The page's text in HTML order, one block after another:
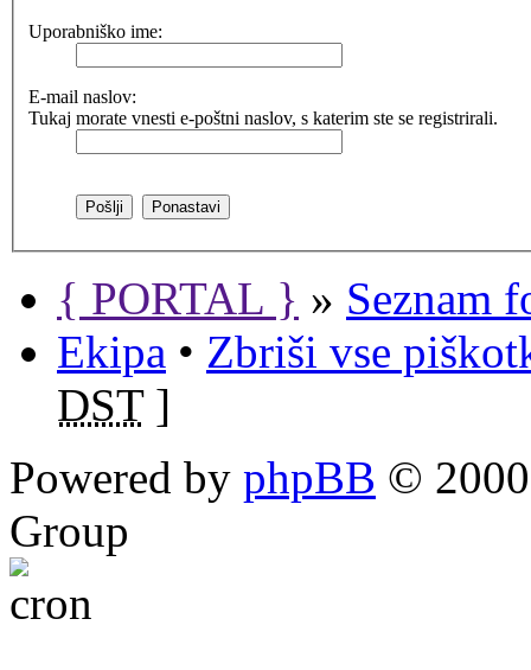
Uporabniško ime:
E-mail naslov:
Tukaj morate vnesti e-poštni naslov, s katerim ste se registrirali.
{ PORTAL } » Seznam
Ekipa • Zbriši vse
DST]
Powered by phpBB ©
Group